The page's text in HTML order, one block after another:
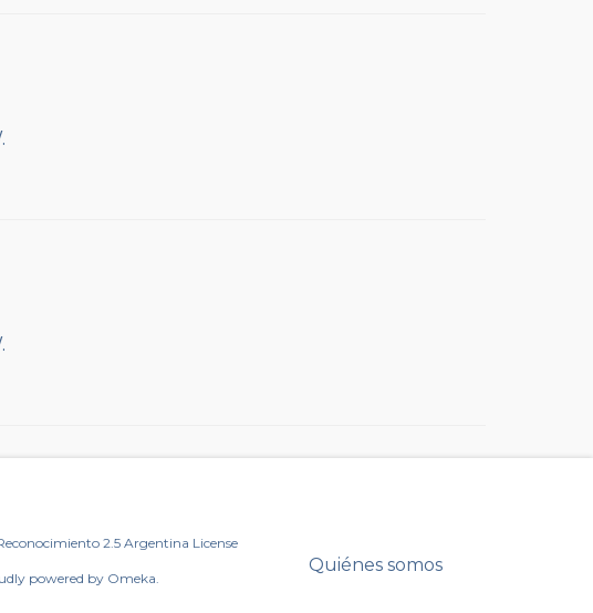
2.5 Argentina License
powered by Omeka.
Quiénes somos